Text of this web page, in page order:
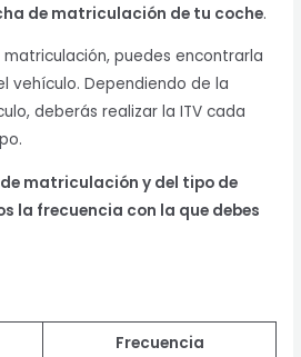
de matriculación de tu coche.
puedes encontrarla
vehículo. Dependiendo de la
deberás realizar la ITV cada
matriculación y del tipo de
la frecuencia con la que debes
Frecuencia